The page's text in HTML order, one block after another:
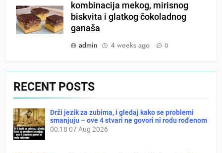
kombinacija mekog, mirisnog
biskvita i glatkog čokoladnog
ganaša
admin
4 weeks ago 0
RECENT POSTS
Drži jezik za zubima, i gledaj kako se problemi
smanjuju – ove 4 stvari ne govori ni rodu rođenom
00:18 07 Aug 2026